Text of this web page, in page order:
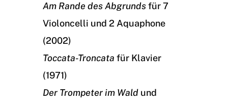
Am Rande des Abgrundsfür 7
Violoncelli und 2 Aquaphone
(2002)
Toccata-Troncata für Klavier
(1971)
Der Trompeter im Wald und